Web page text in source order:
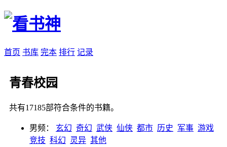
首页 书库 完本 排行 记录
青春校园
共有17185部符合条件的书籍。
男频： 玄幻 奇幻 武侠 仙侠 都市 历史 军事 游戏
竞技 科幻 灵异 其他